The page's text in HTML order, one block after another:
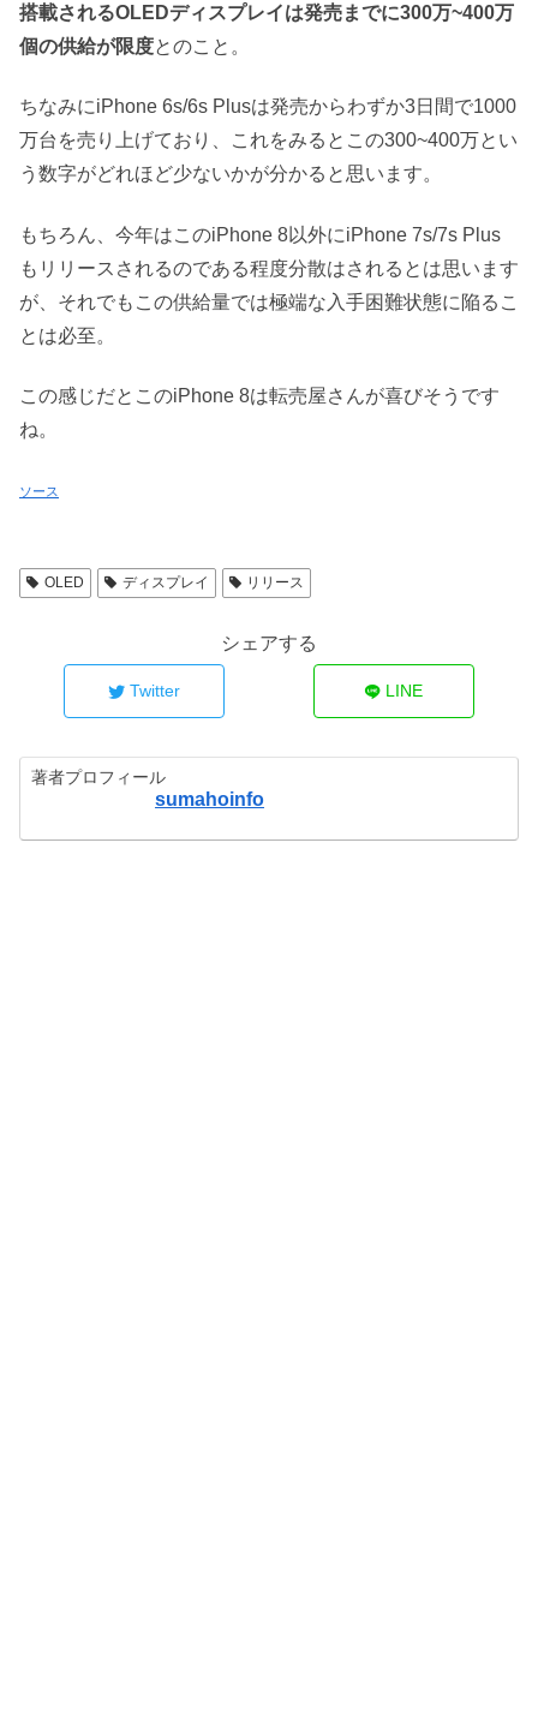
搭載されるOLEDディスプレイは発売までに300万~400万
個の供給が限度とのこと。
ちなみにiPhone 6s/6s Plusは発売からわずか3日間で1000
万台を売り上げており、これをみるとこの300~400万とい
う数字がどれほど少ないかが分かると思います。
もちろん、今年はこのiPhone 8以外にiPhone 7s/7s Plus
もリリースされるのである程度分散はされるとは思います
が、それでもこの供給量では極端な入手困難状態に陥るこ
とは必至。
この感じだとこのiPhone 8は転売屋さんが喜びそうです
ね。
ソース
OLED ディスプレイ リリース
シェアする
Twitter LINE
著者プロフィール
sumahoinfo